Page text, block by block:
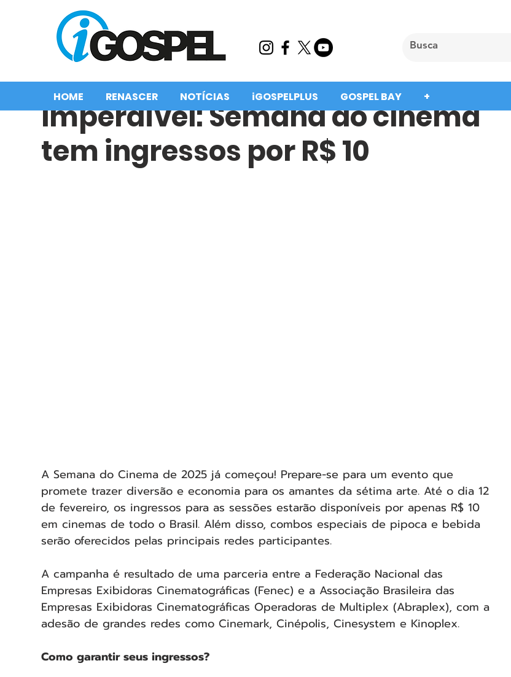
HOME RENASCER NOTÍCIAS iGOSPELPLUS GOSPEL BAY +
Imperdível: Semana do cinema
tem ingressos por R$ 10
A Semana do Cinema de 2025 já começou! Prepare-se para um evento que
promete trazer diversão e economia para os amantes da sétima arte. Até o dia 12
de fevereiro, os ingressos para as sessões estarão disponíveis por apenas R$ 10
em cinemas de todo o Brasil. Além disso, combos especiais de pipoca e bebida
serão oferecidos pelas principais redes participantes.
A campanha é resultado de uma parceria entre a Federação Nacional das
Empresas Exibidoras Cinematográficas (Fenec) e a Associação Brasileira das
Empresas Exibidoras Cinematográficas Operadoras de Multiplex (Abraplex), com a
adesão de grandes redes como Cinemark, Cinépolis, Cinesystem e Kinoplex.
Como garantir seus ingressos?